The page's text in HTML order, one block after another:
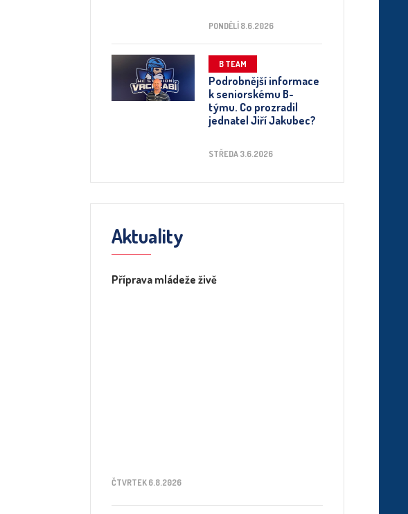
PONDĚLÍ 8.6.2026
B TEAM
Podrobnější informace
k seniorskému B-
týmu. Co prozradil
jednatel Jiří Jakubec?
STŘEDA 3.6.2026
Aktuality
Příprava mládeže živě
ČTVRTEK 6.8.2026